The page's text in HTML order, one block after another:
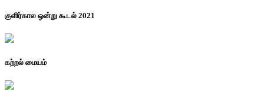
குளிர்கால ஒன்று கூடல் 2021
கற்றல் மையம்